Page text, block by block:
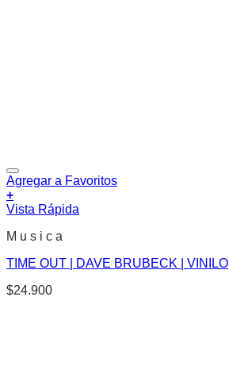
Agregar a Favoritos
+
Vista Rápida
M u s i c a
TIME OUT | DAVE BRUBECK | VINILO
$24.900